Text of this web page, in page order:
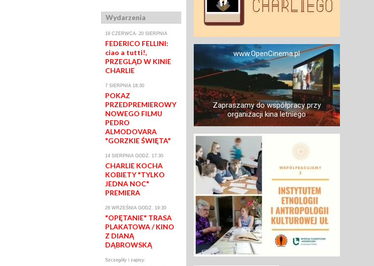
Wydarzenia
19 CZERWCA- 20 SIERPNIA
FEDERICO FELLINI:
ciao a tutti!,
PRZEGLĄD W KINIE
CHARLIE
7 SIERPNIA 18:30
POKAZ
PRZEDPREMIEROWY
NOWEGO FILMU
PEDRO
ALMODOVARA
"GORZKIE ŚWIĘTA"
14 SIERPNIA GODZ. 17:30
CHARLIE KOCHA
KOBIETY "TYLKO
JEDNA NOC"
PREMIERA
26 WRZEŚNIA GODZ. 19:30
"OPĘTANIE" TRASA
PLAKATOWA / KINO
Z DIANĄ
DĄBROWSKĄ
Szczegóły i zapisy:
www.OpenCinema.pl
Zapraszamy do współpracy przy
organizacji kina letniego